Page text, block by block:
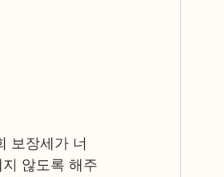
보장세가 너
않도록 해주